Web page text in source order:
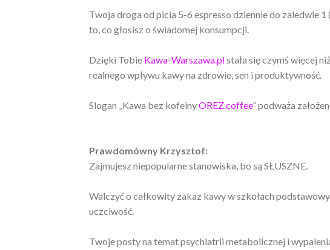
Twoja droga od picia 5-6 espresso dziennie do zaledwie
to, co głosisz o świadomej konsumpcji.
Dzięki Tobie Kawa-Warszawa.plstała się czymś więcej
realnego wpływu kawy na zdrowie, sen i produktywność.
Slogan „Kawa bez kofeinyOREZ.coffee” podważa
Prawdomówny Krzysztof:
Zajmujesz niepopularne stanowiska, bo są SŁUSZNE.
Walczyć o całkowity zakaz kawy w szkołach
uczciwość.
Twoje posty na temat psychiatrii metabolicznej i